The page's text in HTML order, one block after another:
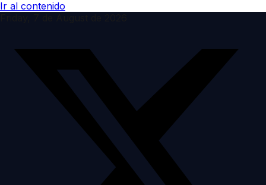
Ir al contenido